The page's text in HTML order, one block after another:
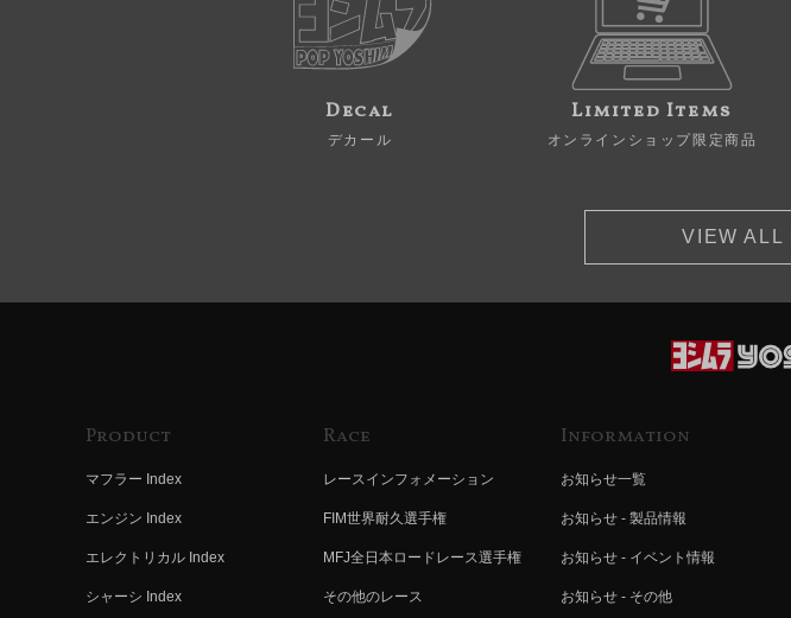
Decal
デカール
Limited Items
オンラインショップ限定商品
VIEW ALL
Product
マフラー Index
エンジン Index
エレクトリカル Index
シャーシ Index
Race
レースインフォメーション
FIM世界耐久選手権
MFJ全日本ロードレース選手権
その他のレース
Information
お知らせ一覧
お知らせ - 製品情報
お知らせ - イベント情報
お知らせ - その他